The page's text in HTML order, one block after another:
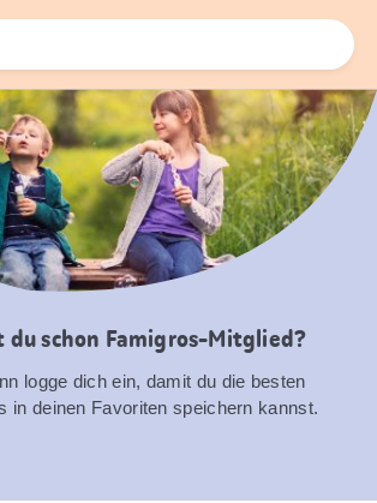
du schon Famigros-Mitglied?
logge dich ein, damit du die besten
in deinen Favoriten speichern kannst.